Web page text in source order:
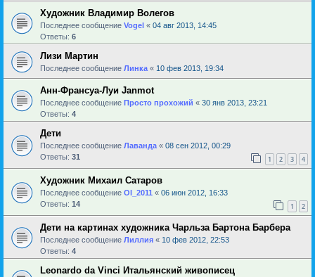
Художник Владимир Волегов
Последнее сообщение Vogel « 04 авг 2013, 14:45
Ответы: 6
Лизи Мартин
Последнее сообщение Линка « 10 фев 2013, 19:34
Анн-Франсуа-Луи Janmot
Последнее сообщение Просто прохожий « 30 янв 2013, 23:21
Ответы: 4
Дети
Последнее сообщение Лаванда « 08 сен 2012, 00:29
Ответы: 31 1 2 3 4
Художник Михаил Сатаров
Последнее сообщение Ol_2011 « 06 июн 2012, 16:33
Ответы: 14 1 2
Дети на картинах художника Чарльза Бартона Барбера
Последнее сообщение Лиллия « 10 фев 2012, 22:53
Ответы: 4
Leonardo da Vinci Итальянский живописец